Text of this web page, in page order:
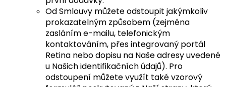
Od Smlouvy můžete odstoupit jakýmkoliv
prokazatelným způsobem (zejména
zasláním e-mailu, telefonickým
kontaktováním, přes integrovaný portál
Retina nebo dopisu na Naše adresy uvedené
u Našich identifikačních údajů). Pro
odstoupení můžete využít také vzorový